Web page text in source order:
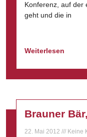
Konferenz, auf der
geht und die in
Weiterlesen
Brauner
22. Mai 2012 Keine